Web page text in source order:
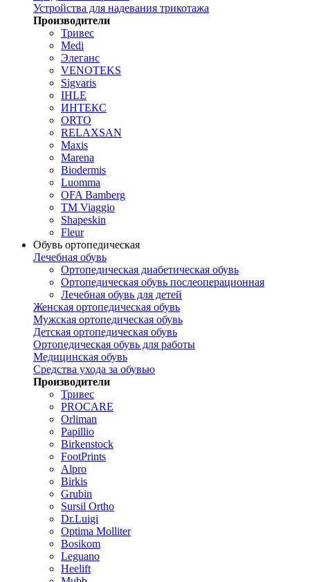
Устройства для надевания трикотажа
Производители
Тривес
Medi
Элеганс
VENOTEKS
Sigvaris
IHLE
ИНТЕКС
ORTO
RELAXSAN
Maxis
Marena
Biodermis
Luomma
OFA Bamberg
TM Viaggio
Shapeskin
Fleur
Обувь ортопедическая
Лечебная обувь
Ортопедическая диабетическая обувь
Ортопедическая обувь послеоперационная
Лечебная обувь для детей
Женская ортопедическая обувь
Мужская ортопедическая обувь
Детская ортопедическая обувь
Ортопедическая обувь для работы
Медицинская обувь
Средства ухода за обувью
Производители
Тривес
PROCARE
Orliman
Papillio
Birkenstock
FootPrints
Alpro
Birkis
Grubin
Sursil Ortho
Dr.Luigi
Optima Molliter
Bosikom
Leguano
Heelift